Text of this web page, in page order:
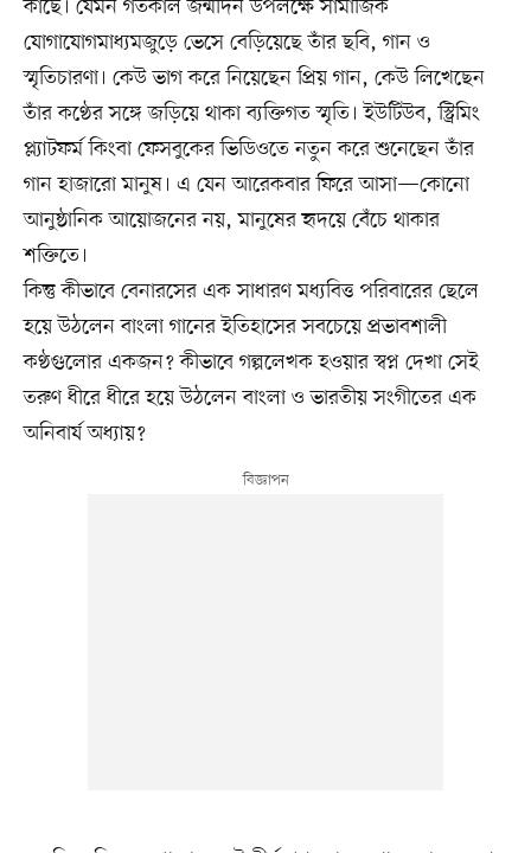
কাছে। যেমন গতকাল জন্মদিন উপলক্ষে সামাজিক
যোগাযোগমাধ্যমজুড়ে ভেসে বেড়িয়েছে তাঁর ছবি, গান ও
স্মৃতিচারণা। কেউ ভাগ করে নিয়েছেন প্রিয় গান, কেউ লিখেছেন
তাঁর কণ্ঠের সঙ্গে জড়িয়ে থাকা ব্যক্তিগত স্মৃতি। ইউটিউব, স্ট্রিমিং
প্ল্যাটফর্ম কিংবা ফেসবুকের ভিডিওতে নতুন করে শুনেছেন তাঁর
গান হাজারো মানুষ। এ যেন আরেকবার ফিরে আসা—কোনো
আনুষ্ঠানিক আয়োজনের নয়, মানুষের হৃদয়ে বেঁচে থাকার
শক্তিতে।
কিন্তু কীভাবে বেনারসের এক সাধারণ মধ্যবিত্ত পরিবারের ছেলে
হয়ে উঠলেন বাংলা গানের ইতিহাসের সবচেয়ে প্রভাবশালী
কণ্ঠগুলোর একজন? কীভাবে গল্পলেখক হওয়ার স্বপ্ন দেখা সেই
তরুণ ধীরে ধীরে হয়ে উঠলেন বাংলা ও ভারতীয় সংগীতের এক
অনিবার্য অধ্যায়?